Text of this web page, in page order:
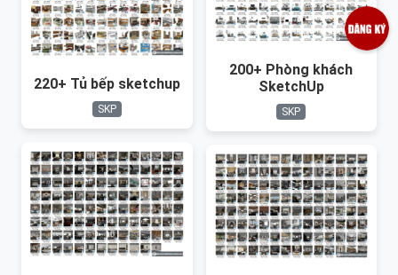
200+ Phòng khách
SketchUp
SKP
220+ Tủ bếp sketchup
SKP